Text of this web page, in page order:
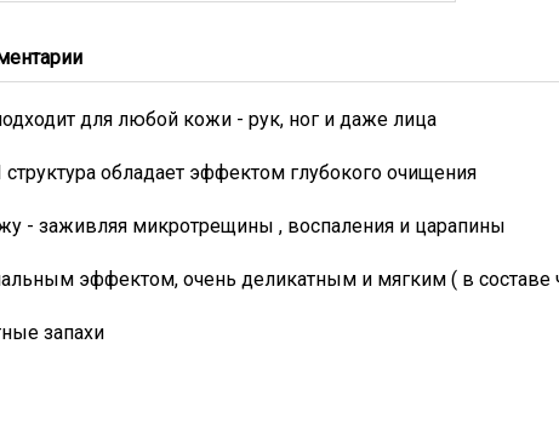
для любой кожи - рук, ног и даже лица
обладает эффектом глубокого очищения
- заживляя микротрещины , воспаления и царапины
эффектом, очень деликатным и мягким ( в
запахи